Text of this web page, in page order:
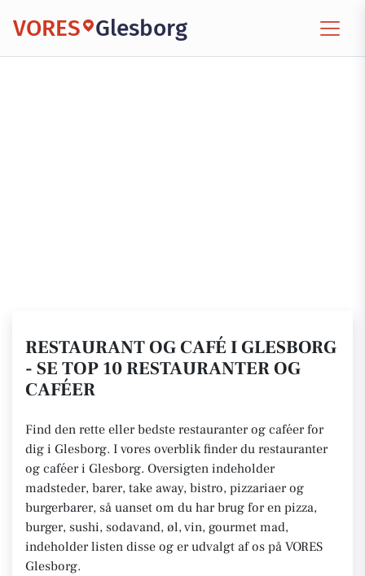
VORES Glesborg
RESTAURANT OG CAFÉ I GLESBORG
- SE TOP 10 RESTAURANTER OG
CAFÉER
Find den rette eller bedste restauranter og caféer for
dig i Glesborg. I vores overblik finder du restauranter
og caféer i Glesborg. Oversigten indeholder
madsteder, barer, take away, bistro, pizzariaer og
burgerbarer, så uanset om du har brug for en pizza,
burger, sushi, sodavand, øl, vin, gourmet mad,
indeholder listen disse og er udvalgt af os på VORES
Glesborg.